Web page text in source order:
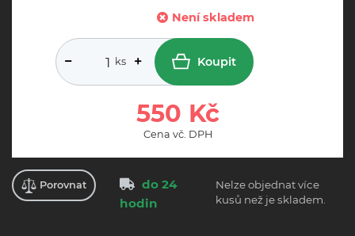
Není skladem
ks Koupit
550 Kč
Cena vč. DPH
Porovnat
do 24
hodin
Nelze objednat více
kusů než je skladem.